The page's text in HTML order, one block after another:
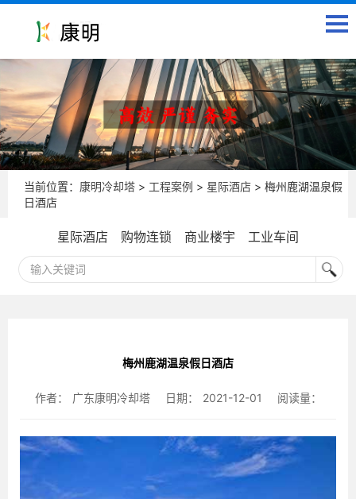
当前位置： 康明冷却塔 > 工程案例 > 星际酒店 > 梅州鹿湖温泉假
日酒店
星际酒店 购物连锁 商业楼宇 工业车间
梅州鹿湖温泉假日酒店
作者： 广东康明冷却塔 日期： 2021-12-01 阅读量：